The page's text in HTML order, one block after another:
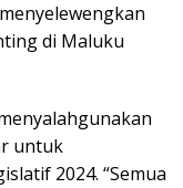
di Maluku
untuk
2024. “Semua